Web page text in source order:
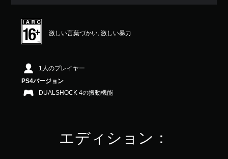
評
価
は
階
中
の
3
激しい言葉づかい, 激しい暴力
1人のプレイヤー
PS4バージョン
DUALSHOCK 4の振動機能
エディション：